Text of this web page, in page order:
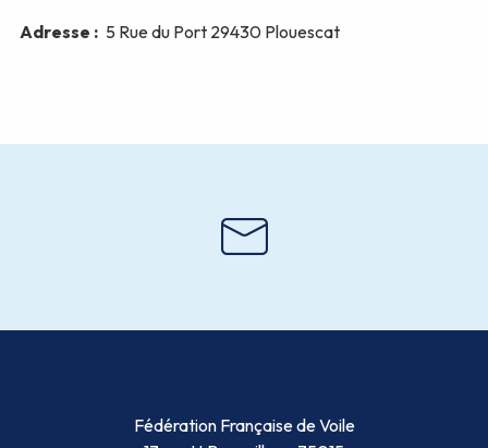
Fédération Française de Voile